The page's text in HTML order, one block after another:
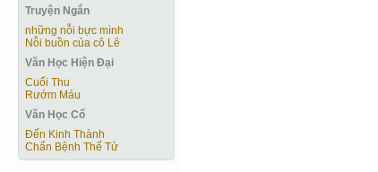
Truyện Ngắn
những nỗi bực mình
Nỗi buồn của cô Lê
Văn Học Hiện Ðại
Cuối Thu
Rướm Máu
Văn Học Cổ
Đến Kinh Thành
Chẩn Bệnh Thế Tử